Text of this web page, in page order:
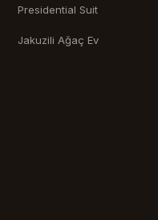
Presidential Suit
Jakuzili Ağaç Ev